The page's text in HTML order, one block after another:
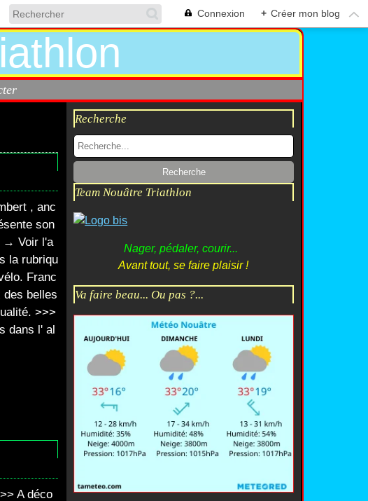
Connexion + Créer mon blog
, anc
son
→ Voir l'a
la rubriqu
Franc
des belles
>>>
dans l' al
A déco
Recherche
Team Nouâtre Triathlon
Nager, pédaler, courir...
Avant tout, se faire plaisir !
Va faire beau... Ou pas ?...